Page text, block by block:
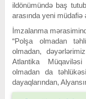
ildönümündə baş
arasında yeni müdafiə
İmzalanma
“Polşa olmadan
olmadan,
Atlantika Müqaviləsi
olmadan da
dayaqlarından,